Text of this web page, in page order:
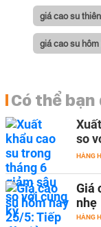
giá cao su
giá cao su hôm
Có thể
so
HÀNG
Giá
nhẹ
HÀNG